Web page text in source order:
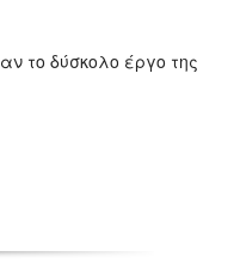
το δύσκολο έργο της